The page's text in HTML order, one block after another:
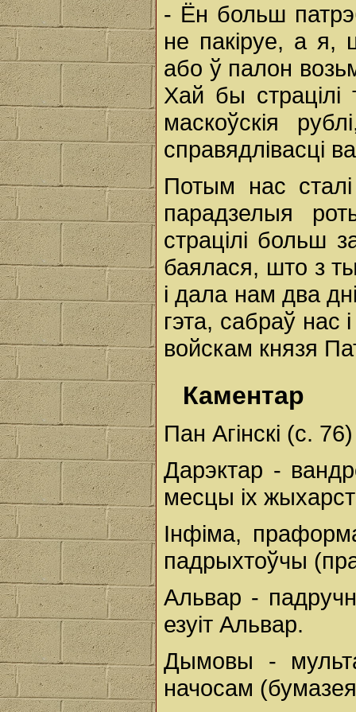
- Ён больш
не пакіруе, а я,
або ў палон
Хай бы
маскоўскія
справядлівасці
Потым нас
парадзелыя
страцілі больш
баялася, што з
i дала нам два
гэта, сабраў нас
войскам князя
Каментар
Пан Агінскі (с. 76)
Дарэктар -
месцы ix
Інфіма,
падрыхтоўчы
Альвар -
езуіт Альвар.
Дымовы -
начосам